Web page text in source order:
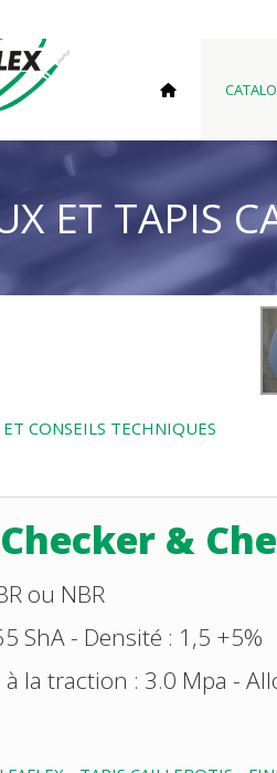
ET TAPIS
CONSEILS TECHNIQUES
&
ou NBR
ShA - Densité : 1,5 +5%
à la traction : 3.0 Mpa -